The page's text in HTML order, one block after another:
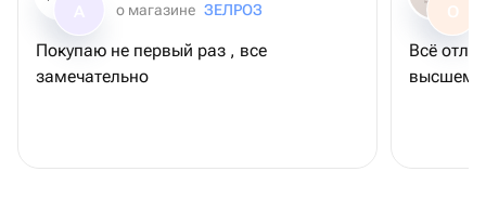
о магазине ЗЕЛРОЗ
Покупаю не первый раз , все
замечательно
О
Всё
высшем